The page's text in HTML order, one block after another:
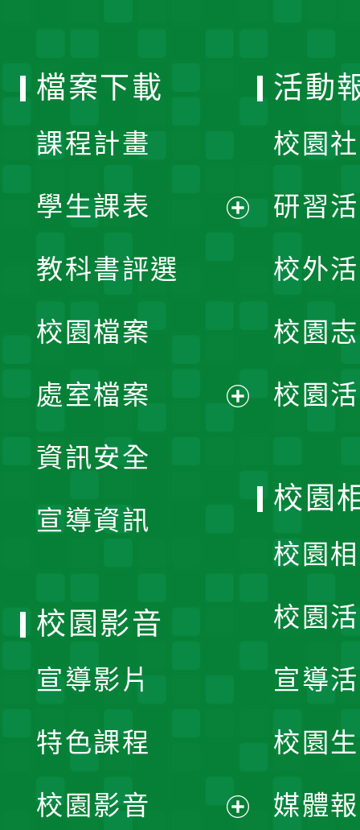
檔案下載
課程計畫
學生課表
單
教科書評選
校園檔案
處室檔案
資訊安全
宣導資訊
活動
校園
研習
校外
校園
校園
校園
校園
校園
宣導
校園
媒體
校園影音
宣導影片
特色課程
校園影音